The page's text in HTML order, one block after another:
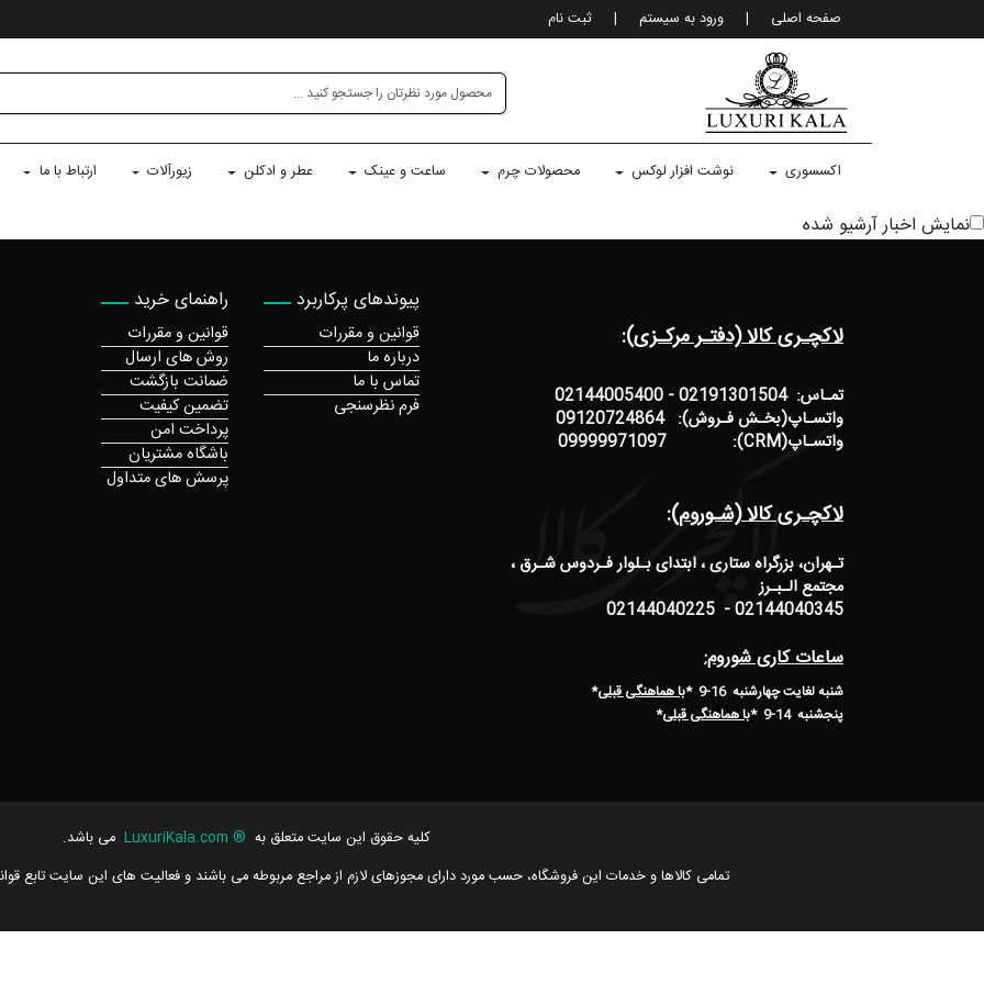
صفحه اصلی | ورود به سيستم | ثبت نام
اکسسوری نوشت افزار لوکس محصولات چرم ساعت و عینک عطر و ادکلن زیورآلات ارتباط با ما
نمايش اخبار آرشيو شده
لاکچـری کالا (دفتـر مرکـزی):
تمـاس: 02191301504 - 02144005400
واتسـاپ(بخـش فـروش): 09120724864
واتسـاپ(CRM): 09999971097
لاکچـری کالا (شـوروم):
تـهران، بزرگراه ستاری ، ابتدای بـلوار فـردوس شـرق ،
مجتمع الـبـرز
02144040345 - 02144040225
ساعات کاری شوروم:
شنبه لغایت چهارشنبه 16-9 * با هماهنگی قبلی*
پنجشنبه 14-9
*با هماهنگی قبلی*
پیوندهای پرکاربرد
قوانین و مقررات
درباره ما
تماس با ما
فرم نظرسنجی
راهنمای خرید
قوانین و مقررات
روش های ارسال
ضمانت بازگشت
تضمین کیفیت
پرداخت امن
باشگاه مشتریان
پرسش های متداول
کلیه حقوق این سایت متعلق به ®
LuxuriKala.com می باشد.
تمامی كالاها و خدمات این فروشگاه، حسب مورد دارای مجوزهای لازم از مراجع مربوطه می باشند و فعالیت های این سایت تابع